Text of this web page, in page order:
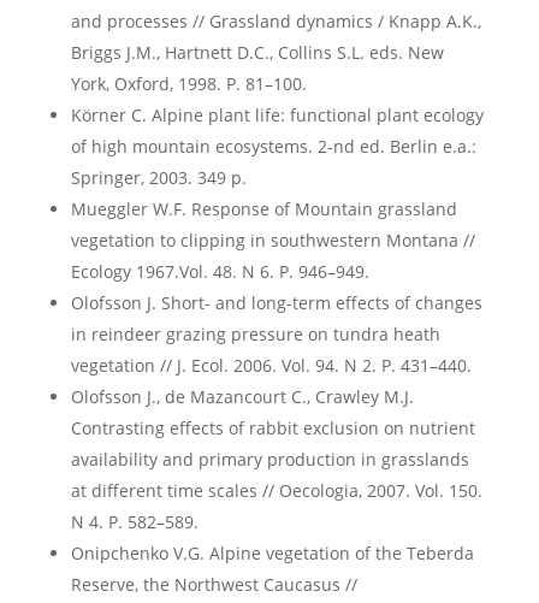
and processes // Grassland dynamics / Knapp A.K.,
Briggs J.M., Hartnett D.C., Collins S.L. eds. New
York, Oxford, 1998. P. 81–100.
Körner C. Alpine plant life: functional plant ecology
of high mountain ecosystems. 2-nd ed. Berlin e.a.:
Springer, 2003. 349 p.
Mueggler W.F. Response of Mountain grassland
vegetation to clipping in southwestern Montana //
Ecology 1967.Vol. 48. N 6. P. 946–949.
Olofsson J. Short- and long-term effects of changes
in reindeer grazing pressure on tundra heath
vegetation // J. Ecol. 2006. Vol. 94. N 2. P. 431–440.
Olofsson J., de Mazancourt C., Crawley M.J.
Contrasting effects of rabbit exclusion on nutrient
availability and primary production in grasslands
at different time scales // Oecologia, 2007. Vol. 150.
N 4. P. 582–589.
Onipchenko V.G. Alpine vegetation of the Teberda
Reserve, the Northwest Caucasus //